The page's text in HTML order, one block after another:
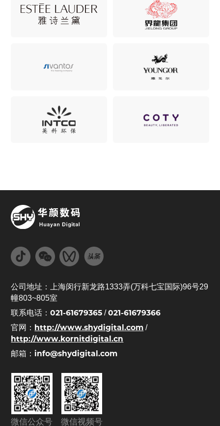
公司地址：上海闵行新龙路1333弄(万科七宝国际)96号29
幢803~805室
联系电话：021-61679365 /021-61679366
官网： http://www.shydigital.com /
http://www.kornitdigital.cn
邮箱： info@shydigital.com
微信公众号 微信视频号